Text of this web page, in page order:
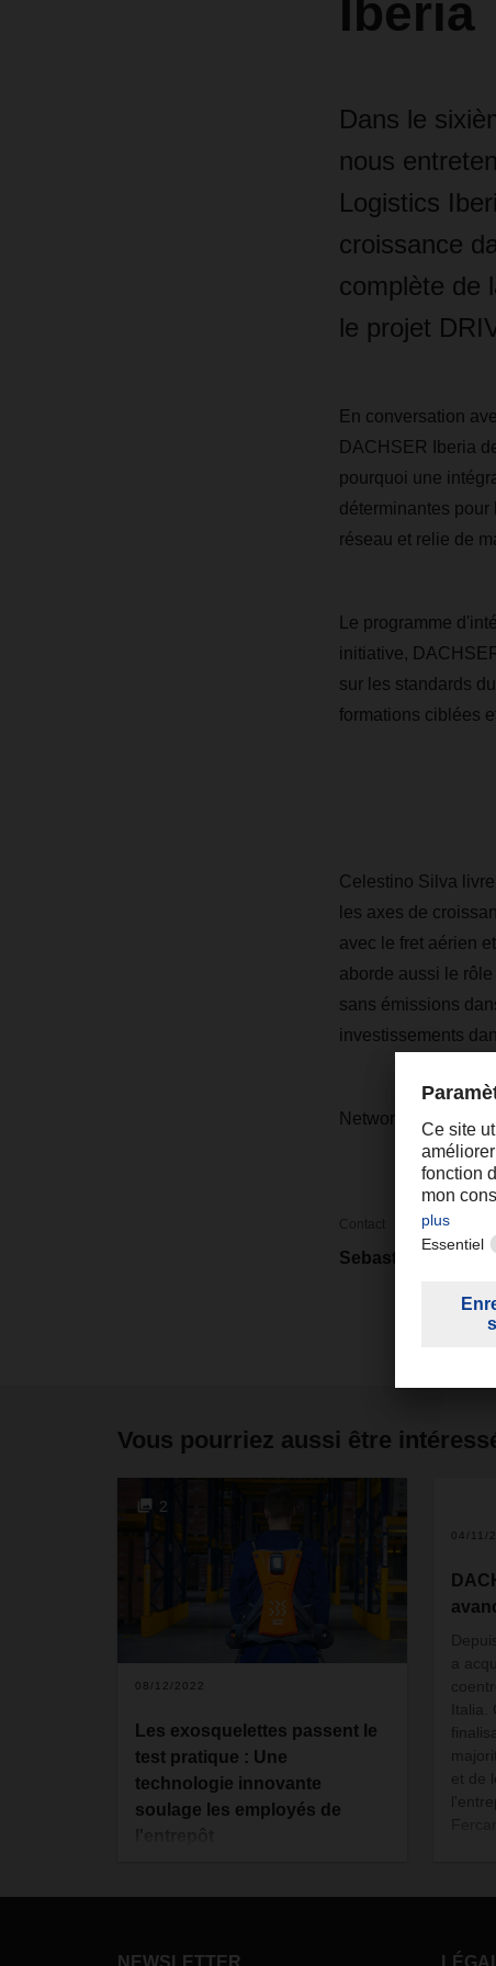
Iberia
Dans le
nous
Logistics
croissance
complète de
le projet
En conversation
DACHSER Iberia
pourquoi une
déterminantes
réseau et relie de
Le programme
initiative,
sur les standards
formations ciblées
Celestino Silva
les axes de
avec le fret aérien
aborde aussi le
sans émissions
investissements
Network Talk est
Contact
Sebastiaan Hes
Vous pourriez aussi être
2
08/12/2022
Les exosquelettes passent le
test pratique : Une
technologie innovante
soulage les employés de
testé des exosquelettes actifs
quotidiennes en entrepôt. Les
04/11/
a
Italia.
et de
NEWSLETTER